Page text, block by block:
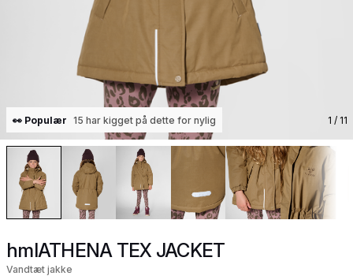
👀 Populær 15 har kigget på dette for nylig 1 / 11
hmlATHENA TEX JACKET
Vandtæt jakke